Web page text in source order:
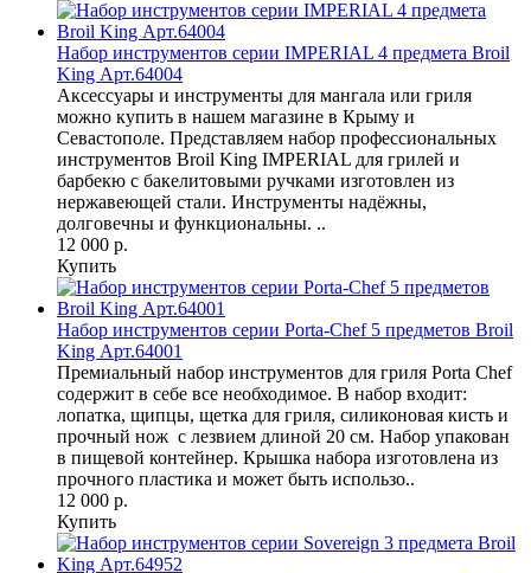
Набор инструментов серии IMPERIAL 4 предмета Broil
King Арт.64004
Аксессуары и инструменты для мангала или гриля
можно купить в нашем магазине в Крыму и
Севастополе. Представляем набор профессиональных
инструментов Broil King IMPERIAL для грилей и
барбекю с бакелитовыми ручками изготовлен из
нержавеющей стали. Инструменты надёжны,
долговечны и функциональны. ..
12 000 р.
Купить
Набор инструментов серии Porta-Chef 5 предметов Broil
King Арт.64001
Премиальный набор инструментов для гриля Porta Chef
содержит в себе все необходимое. В набор входит:
лопатка, щипцы, щетка для гриля, силиконовая кисть и
прочный нож с лезвием длиной 20 см. Набор упакован
в пищевой контейнер. Крышка набора изготовлена из
прочного пластика и может быть использо..
12 000 р.
Купить